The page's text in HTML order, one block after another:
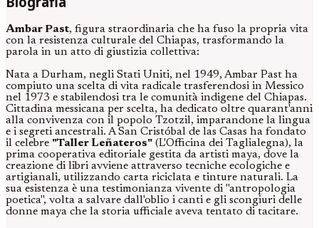
Ambar Past, figura straordinaria che ha fuso la propria vita
con la resistenza culturale del Chiapas, trasformando la
parola in un atto di giustizia collettiva:
Nata a Durham, negli Stati Uniti, nel 1949, Ambar Past ha
compiuto una scelta di vita radicale trasferendosi in Messico
nel 1973 e stabilendosi tra le comunità indigene del Chiapas.
Cittadina messicana per scelta, ha dedicato oltre quarant'anni
alla convivenza con il popolo Tzotzil, imparandone la lingua
e i segreti ancestrali. A San Cristóbal de las Casas ha fondato
il celebre "Taller Leñateros" (L'Officina dei Taglialegna), la
prima cooperativa editoriale gestita da artisti maya, dove la
creazione di libri avviene attraverso tecniche ecologiche e
artigianali, utilizzando carta riciclata e tinture naturali. La
sua esistenza è una testimonianza vivente di "antropologia
poetica", volta a salvare dall'oblio i canti e gli scongiuri delle
donne maya che la storia ufficiale aveva tentato di tacitare.